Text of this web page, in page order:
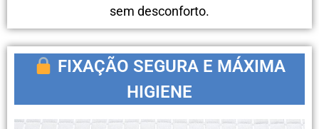
sem desconforto.
FIXAÇÃO SEGURA E MÁXIMA
HIGIENE